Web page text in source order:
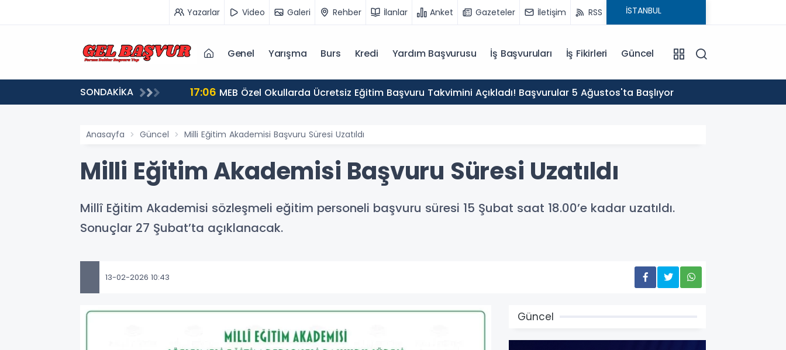
Yazarlar Video Galeri Rehber İlanlar Anket Gazeteler İletişim RSS
Genel Yarışma Burs Kredi Yardım Başvurusu İş Başvuruları İş Fikirleri Güncel
SONDAKİKA 17:06 MEB Özel Okullarda Ücretsiz Eğitim Başvuru Takvimini Açıkladı! Başvurular 5 Ağustos'ta Başlıyor
Anasayfa Güncel Milli Eğitim Akademisi Başvuru Süresi Uzatıldı
Milli Eğitim Akademisi Başvuru Süresi Uzatıldı
Millî Eğitim Akademisi sözleşmeli eğitim personeli başvuru süresi 15 Şubat saat 18.00’e kadar uzatıldı.
Sonuçlar 27 Şubat’ta açıklanacak.
13-02-2026 10:43
Güncel